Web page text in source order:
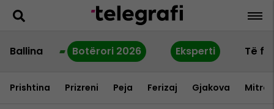
Ballina Botërori 2026 Eksperti Të
Prishtina Prizreni Peja Ferizaj Gjakova